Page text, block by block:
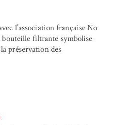
l’association française No
filtrante symbolise
préservation des